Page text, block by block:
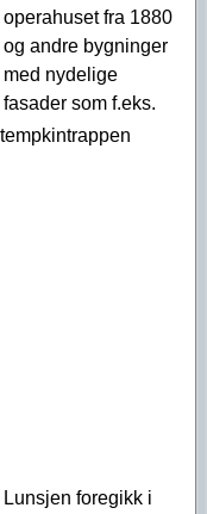
operahuset fra 1880
og andre bygninger
med nydelige
fasader som f.eks.
Lunsjen foregikk i